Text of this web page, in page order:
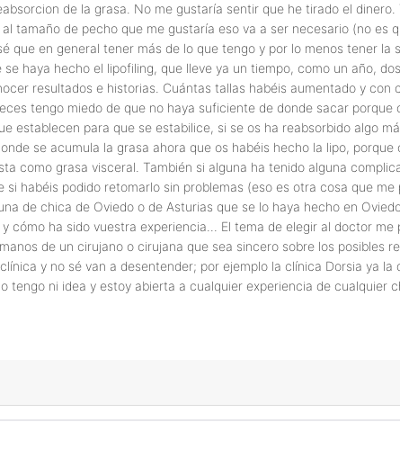
de la grasa. No me gustaría sentir que he tirado el
tamaño de pecho que me gustaría eso va a ser necesario (no es
que en general tener más de lo que tengo y por lo menos tener
haya hecho el lipofiling, que lleve ya un tiempo, como un año,
resultados e historias. Cuántas tallas habéis aumentado y
tengo miedo de que no haya suficiente de donde sacar
establecen para que se estabilice, si se os ha reabsorbido algo
se acumula la grasa ahora que os habéis hecho la lipo,
como grasa visceral. También si alguna ha tenido alguna
habéis podido retomarlo sin problemas (eso es otra cosa que
de chica de Oviedo o de Asturias que se lo haya hecho en
cómo ha sido vuestra experiencia... El tema de elegir al doctor
de un cirujano o cirujana que sea sincero sobre los posibles
y no sé van a desentender; por ejemplo la clínica Dorsia ya
tengo ni idea y estoy abierta a cualquier experiencia de